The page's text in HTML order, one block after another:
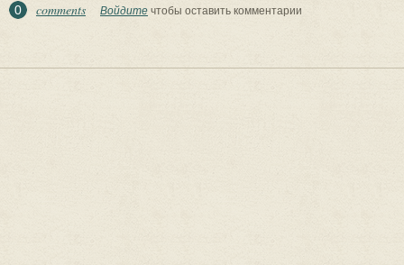
0 comments Войдитечтобы оставить комментарии